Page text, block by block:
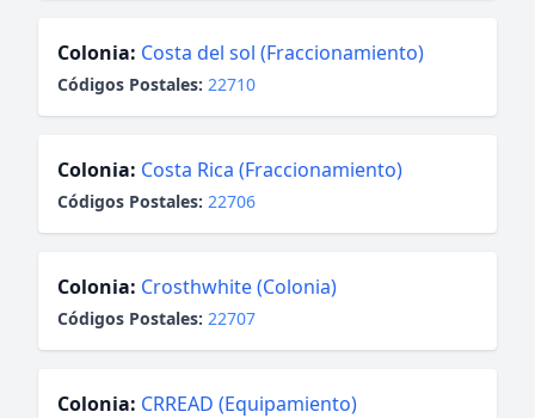
Colonia: Costa del sol (Fraccionamiento)
Códigos Postales: 22710
Colonia: Costa Rica (Fraccionamiento)
Códigos Postales: 22706
Colonia: Crosthwhite (Colonia)
Códigos Postales: 22707
Colonia: CRREAD (Equipamiento)